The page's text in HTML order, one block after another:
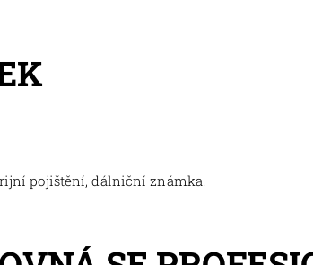
pojištění, dálniční známka.